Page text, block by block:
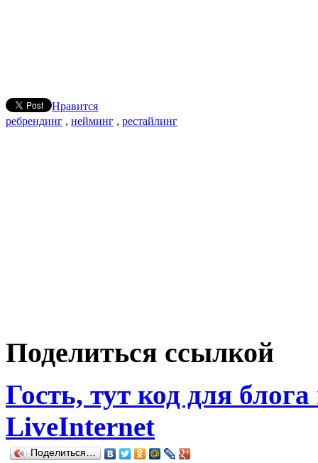
Нравится
pебрендинг , нейминг , рестайлинг
Поделиться ссылкой
Гость, тут код для
LiveInternet
Поделиться…